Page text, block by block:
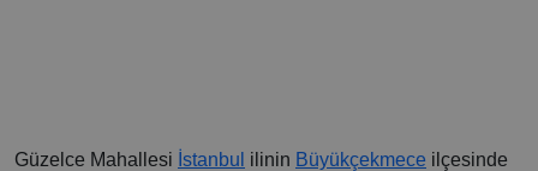
Güzelce Mahallesi İstanbul ilinin Büyükçekmece ilçesinde